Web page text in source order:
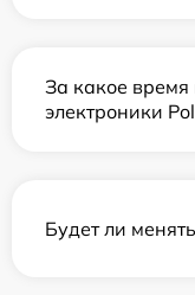
За какое
электроники
Будет ли